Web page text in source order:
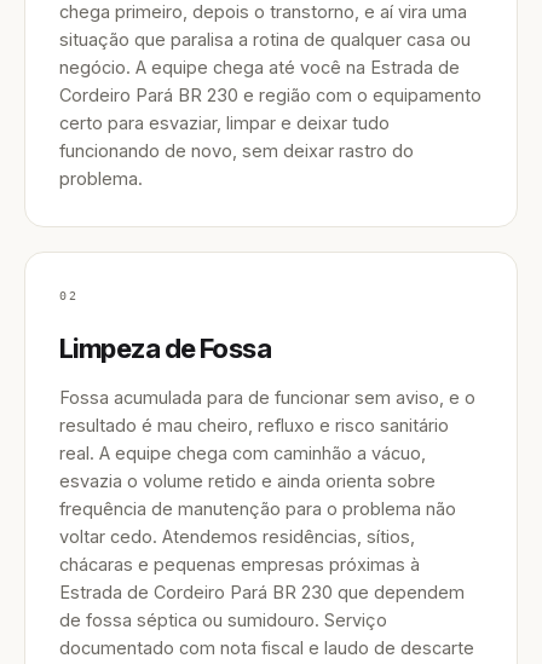
chega primeiro, depois o transtorno, e aí vira uma
situação que paralisa a rotina de qualquer casa ou
negócio. A equipe chega até você na Estrada de
Cordeiro Pará BR 230 e região com o equipamento
certo para esvaziar, limpar e deixar tudo
funcionando de novo, sem deixar rastro do
problema.
02
Limpeza de Fossa
Fossa acumulada para de funcionar sem aviso, e o
resultado é mau cheiro, refluxo e risco sanitário
real. A equipe chega com caminhão a vácuo,
esvazia o volume retido e ainda orienta sobre
frequência de manutenção para o problema não
voltar cedo. Atendemos residências, sítios,
chácaras e pequenas empresas próximas à
Estrada de Cordeiro Pará BR 230 que dependem
de fossa séptica ou sumidouro. Serviço
documentado com nota fiscal e laudo de descarte